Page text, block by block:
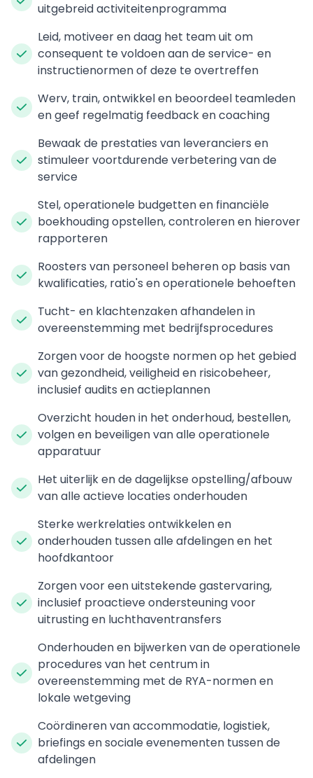
uitgebreid activiteitenprogramma
Leid, motiveer en daag het team uit om
consequent te voldoen aan de service- en
instructienormen of deze te overtreffen
Werv, train, ontwikkel en beoordeel teamleden
en geef regelmatig feedback en coaching
Bewaak de prestaties van leveranciers en
stimuleer voortdurende verbetering van de
service
Stel, operationele budgetten en financiële
boekhouding opstellen, controleren en hierover
rapporteren
Roosters van personeel beheren op basis van
kwalificaties, ratio's en operationele behoeften
Tucht- en klachtenzaken afhandelen in
overeenstemming met bedrijfsprocedures
Zorgen voor de hoogste normen op het gebied
van gezondheid, veiligheid en risicobeheer,
inclusief audits en actieplannen
Overzicht houden in het onderhoud, bestellen,
volgen en beveiligen van alle operationele
apparatuur
Het uiterlijk en de dagelijkse opstelling/afbouw
van alle actieve locaties onderhouden
Sterke werkrelaties ontwikkelen en
onderhouden tussen alle afdelingen en het
hoofdkantoor
Zorgen voor een uitstekende gastervaring,
inclusief proactieve ondersteuning voor
uitrusting en luchthaventransfers
Onderhouden en bijwerken van de operationele
procedures van het centrum in
overeenstemming met de RYA-normen en
lokale wetgeving
Coördineren van accommodatie, logistiek,
briefings en sociale evenementen tussen de
afdelingen